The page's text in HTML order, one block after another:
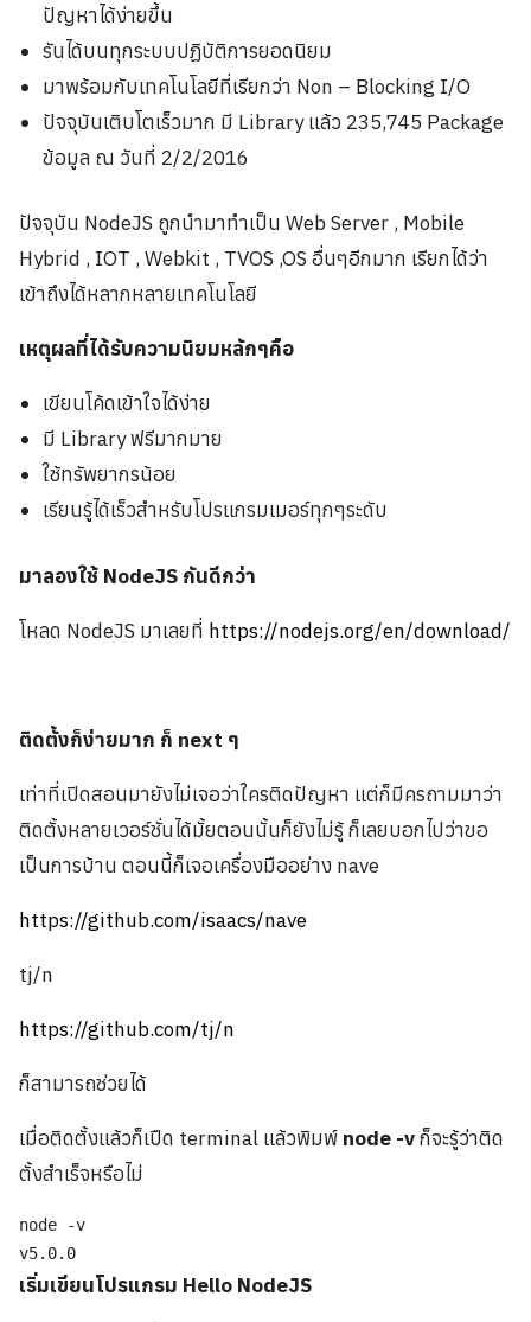
ปัญหาได้ง่ายขึ้น
รันได้บนทุกระบบปฏิบัติการยอดนิยม
มาพร้อมกับเทคโนโลยีที่เรียกว่า Non – Blocking I/O
ปัจจุบันเติบโตเร็วมาก มี Library แล้ว 235,745 Package
ข้อมูล ณ วันที่ 2/2/2016
ปัจจุบัน NodeJS ถูกนำมาทำเป็น Web Server , Mobile
Hybrid , IOT , Webkit , TVOS ,OS อื่นๆอีกมาก เรียกได้ว่า
เข้าถึงได้หลากหลายเทคโนโลยี
เหตุผลที่ได้รับความนิยมหลักๆคือ
เขียนโค้ดเข้าใจได้ง่าย
มี Library ฟรีมากมาย
ใช้ทรัพยากรน้อย
เรียนรู้ได้เร็วสำหรับโปรแกรมเมอร์ทุกๆระดับ
มาลองใช้ NodeJS กันดีกว่า
โหลด NodeJS มาเลยที่ https://nodejs.org/en/download/
ติดตั้งก็ง่ายมาก ก็ next ๆ
เท่าที่เปิดสอนมายังไม่เจอว่าใครติดปัญหา แต่ก็มีครถามมาว่า
ติดตั้งหลายเวอร์ชั่นได้มั้ยตอนนั้นก็ยังไม่รู้ ก็เลยบอกไปว่าขอ
เป็นการบ้าน ตอนนี้ก็เจอเครื่องมืออย่าง nave
https://github.com/isaacs/nave
tj/n
https://github.com/tj/n
ก็สามารถช่วยได้
เมื่อติดตั้งแล้วก็เปืด terminal แล้วพิมพ์ node -vก็จะรู้ว่าติด
ตั้งสำเร็จหรือไม่
node -v
v5.0.0
เริ่มเขียนโปรแกรม Hello NodeJS